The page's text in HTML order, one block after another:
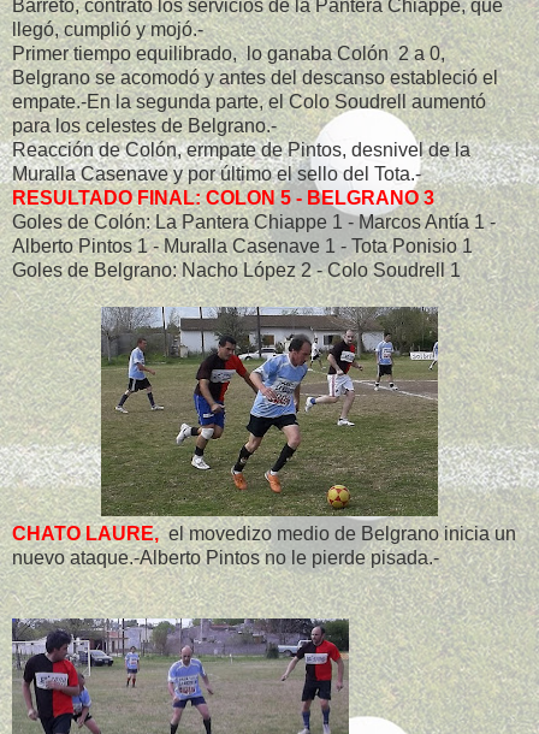
Barreto, contrató los servicios de la Pantera Chiappe, que
llegó, cumplió y mojó.-
Primer tiempo equilibrado, lo ganaba Colón 2 a 0,
Belgrano se acomodó y antes del descanso estableció el
empate.-En la segunda parte, el Colo Soudrell aumentó
para los celestes de Belgrano.-
Reacción de Colón, ermpate de Pintos, desnivel de la
Muralla Casenave y por último el sello del Tota.-
RESULTADO FINAL: COLON 5 - BELGRANO 3
Goles de Colón: La Pantera Chiappe 1 - Marcos Antía 1 -
Alberto Pintos 1 - Muralla Casenave 1 - Tota Ponisio 1
Goles de Belgrano: Nacho López 2 - Colo Soudrell 1
CHATO LAURE,el movedizo medio de Belgrano inicia un
nuevo ataque.-Alberto Pintos no le pierde pisada.-